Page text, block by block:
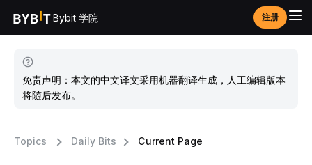
Bybit 学院 注册
免责声明：本文的中文译文采用机器翻译生成，人工编辑版本
将随后发布。
Topics Daily Bits Current Page